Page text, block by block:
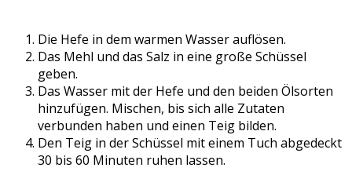
Die Hefe in dem warmen Wasser auflösen.
Das Mehl und das Salz in eine große Schüssel
geben.
Das Wasser mit der Hefe und den beiden Ölsorten
hinzufügen. Mischen, bis sich alle Zutaten
verbunden haben und einen Teig bilden.
Den Teig in der Schüssel mit einem Tuch abgedeckt
30 bis 60 Minuten ruhen lassen.